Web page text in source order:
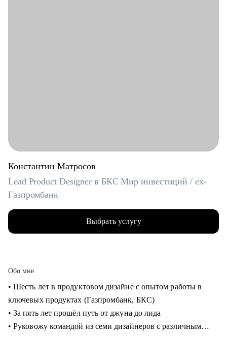
Константин Матросов
Lead Product Designer в БКС Мир инвестиций / ex-
Газпромбанк
Выбрать услугу
Обо мне
• Шесть лет в продуктовом дизайне с опытом работы в
ключевых продуктах (Газпромбанк, БКС)
• За пять лет прошёл путь от джуна до лида
• Руковожу командой из семи дизайнеров с различным